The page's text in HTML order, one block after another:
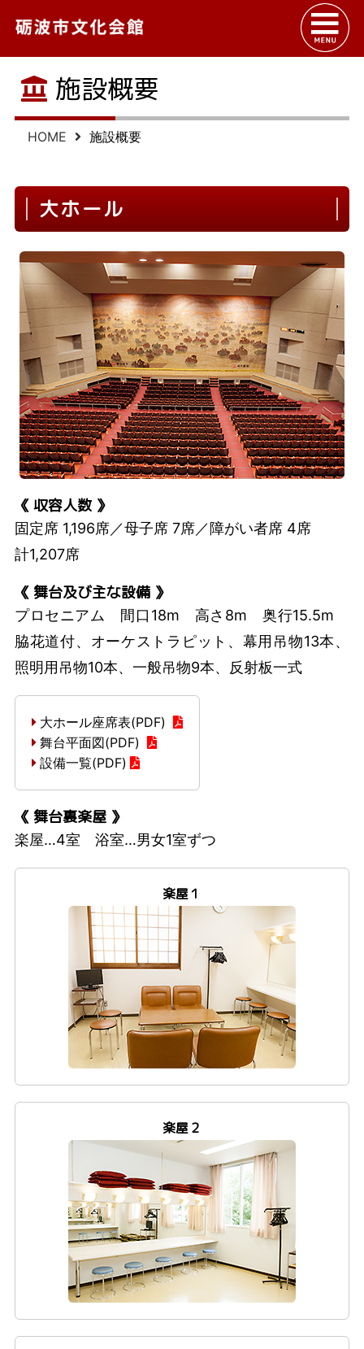
施設概要
HOME 施設概要
大ホール
《 収容人数 》
固定席 1,196席／母子席 7席／障がい者席 4席
計1,207席
《 舞台及び主な設備 》
プロセニアム 間口18m 高さ8m 奥行15.5m
脇花道付、オーケストラピット、幕用吊物13本、
照明用吊物10本、一般吊物9本、反射板一式
大ホール座席表(PDF)
舞台平面図(PDF)
設備一覧(PDF)
《 舞台裏楽屋 》
楽屋…4室 浴室…男女1室ずつ
楽屋１
楽屋２